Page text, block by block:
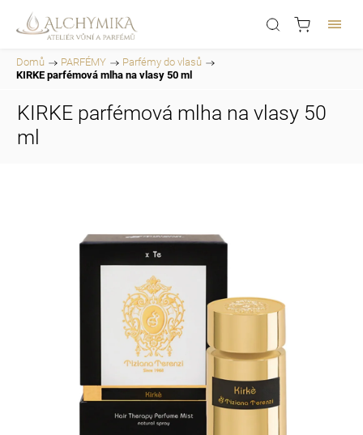
Domů / PARFÉMY / Parfémy do vlasů /
KIRKE parfémová mlha na vlasy 50 ml
KIRKE parfémová mlha na vlasy 50
ml